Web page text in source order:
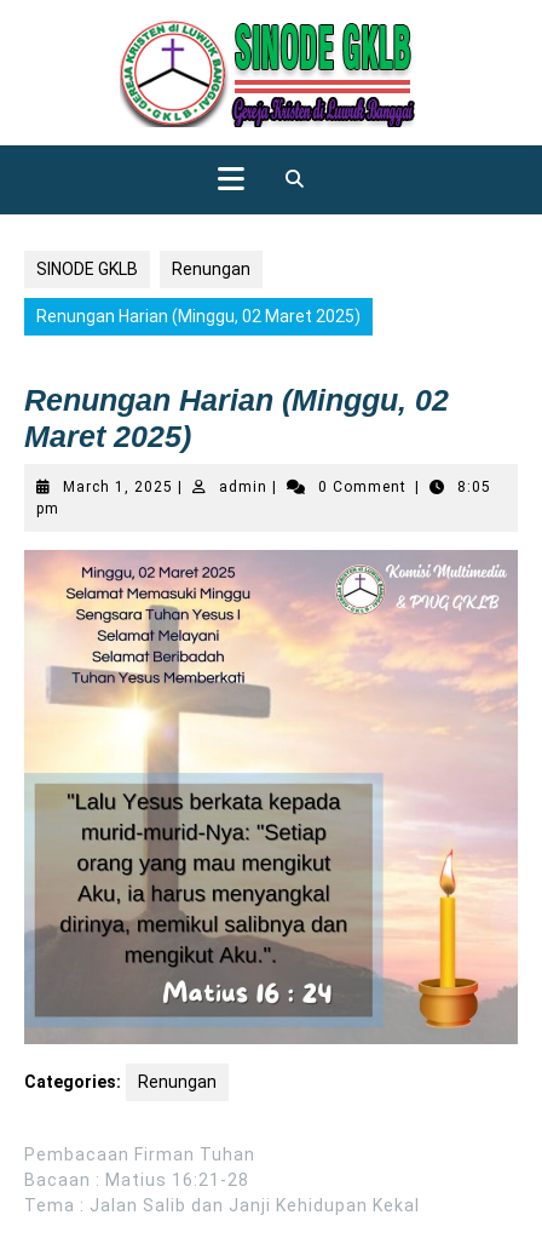
Open
SINODE GKLB Renungan
Renungan Harian (Minggu, 02 Maret 2025)
Renungan Harian (Minggu, 02
Maret 2025)
March 1, 2025 March admin admin 0 Comment
8:05
pm
Categories: Renungan
Pembacaan Firman Tuhan
Bacaan : Matius 16:21-28
Tema : Jalan Salib dan Janji Kehidupan Kekal